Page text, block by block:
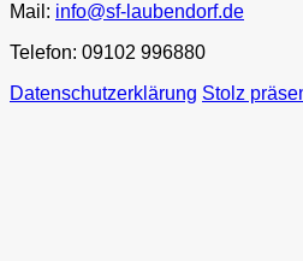
Mail: info@sf-laubendorf.de
Telefon: 09102 996880
Datenschutzerklärung Stolz